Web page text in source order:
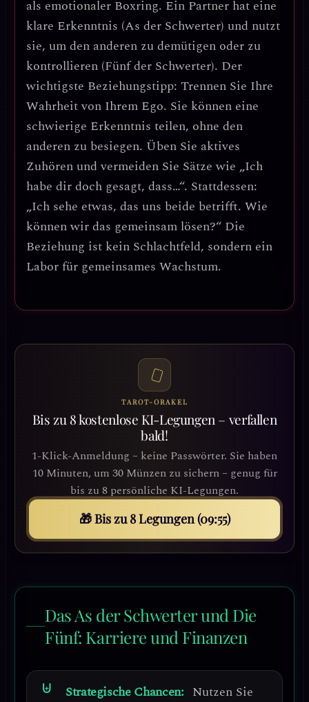
als emotionaler Boxring. Ein Partner hat eine
klare Erkenntnis (As der Schwerter) und nutzt
sie, um den anderen zu demütigen oder zu
kontrollieren (Fünf der Schwerter). Der
wichtigste Beziehungstipp: Trennen Sie Ihre
Wahrheit von Ihrem Ego. Sie können eine
schwierige Erkenntnis teilen, ohne den
anderen zu besiegen. Üben Sie aktives
Zuhörenund vermeiden Sie Sätze wie „Ich
habe dir doch gesagt, dass…“. Stattdessen:
„Ich sehe etwas, das uns beide betrifft. Wie
können wir das gemeinsam lösen?“ Die
Beziehung ist kein Schlachtfeld, sondern ein
Labor für gemeinsames Wachstum.
TAROT-ORAKEL
Bis zu 8 kostenlose KI-Legungen – verfallen
bald!
1-Klick-Anmeldung – keine Passwörter. Sie haben
10 Minuten, um 30 Münzen zu sichern – genug für
bis zu 8 persönliche KI-Legungen.
🎁 Bis zu 8 Legungen (09:52)
Das As der Schwerter und Die
Fünf: Karriere und Finanzen
Strategische Chancen: Nutzen Sie